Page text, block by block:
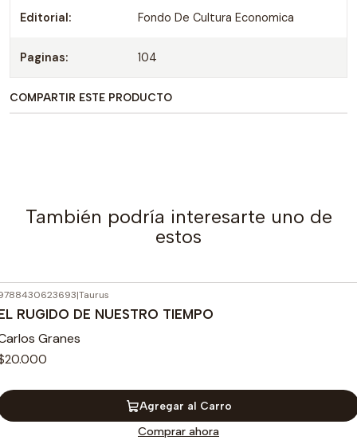
Editorial: Fondo De Cultura Economica
Paginas: 104
COMPARTIR ESTE PRODUCTO
También podría interesarte uno de
estos
|Taurus
RUGIDO DE NUESTRO TIEMPO
Granes
Agregar al Carro
Comprar ahora